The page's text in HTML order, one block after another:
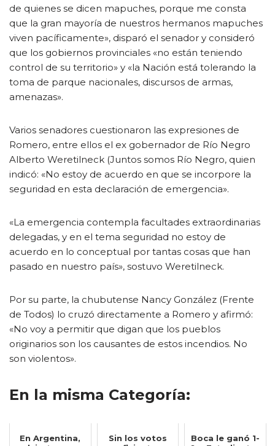
de quienes se dicen mapuches, porque me consta
que la gran mayoría de nuestros hermanos mapuches
viven pacíficamente», disparó el senador y consideró
que los gobiernos provinciales «no están teniendo
control de su territorio» y «la Nación está tolerando la
toma de parque nacionales, discursos de armas,
amenazas».
Varios senadores cuestionaron las expresiones de
Romero, entre ellos el ex gobernador de Río Negro
Alberto Weretilneck (Juntos somos Río Negro, quien
indicó: «No estoy de acuerdo en que se incorpore la
seguridad en esta declaración de emergencia».
«La emergencia contempla facultades extraordinarias
delegadas, y en el tema seguridad no estoy de
acuerdo en lo conceptual por tantas cosas que han
pasado en nuestro país», sostuvo Weretilneck.
Por su parte, la chubutense Nancy González (Frente
de Todos) lo cruzó directamente a Romero y afirmó:
«No voy a permitir que digan que los pueblos
originarios son los causantes de estos incendios. No
son violentos».
En la misma Categoría:
En Argentina,
Sin los votos
Boca le ganó 1-